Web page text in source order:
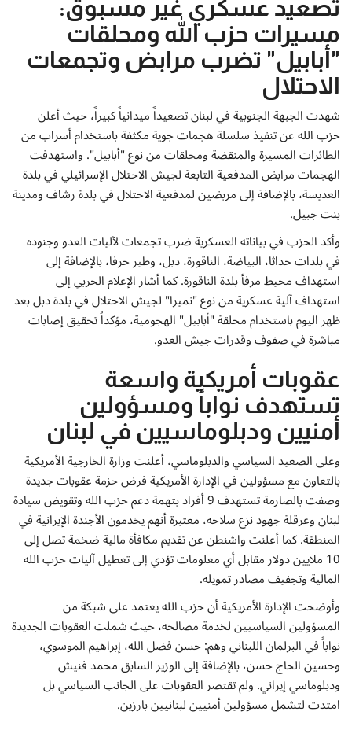
سياسة الخصوصية
البنود والشروط
رئيس التحرير
إتصل بنا
تصعيد عسكري غير مسبوق:
مسيرات حزب الله ومحلقات
"أبابيل" تضرب مرابض وتجمعات
الاحتلال
شهدت الجبهة الجنوبية في لبنان تصعيداً ميدانياً كبيراً، حيث أعلن
حزب الله عن تنفيذ سلسلة هجمات جوية مكثفة باستخدام أسراب من
الطائرات المسيرة والمنقضة ومحلقات من نوع "أبابيل". واستهدفت
الهجمات مرابض المدفعية التابعة لجيش الاحتلال الإسرائيلي في بلدة
العديسة، بالإضافة إلى مربضين لمدفعية الاحتلال في بلدة رشاف ومدينة
بنت جبيل.
وأكد الحزب في بياناته العسكرية ضرب تجمعات لآليات العدو وجنوده
في بلدات حداثا، البياضة، الناقورة، دبل، وطير حرفا، بالإضافة إلى
استهداف محيط مرفأ بلدة الناقورة. كما أشار الإعلام الحربي إلى
استهداف آلية عسكرية من نوع "نميرا" لجيش الاحتلال في بلدة دبل بعد
ظهر اليوم باستخدام محلقة "أبابيل" الهجومية، مؤكداً تحقيق إصابات
مباشرة في صفوف وقدرات جيش العدو.
عقوبات أمريكية واسعة
تستهدف نواباً ومسؤولين
أمنيين ودبلوماسيين في لبنان
وعلى الصعيد السياسي والدبلوماسي، أعلنت وزارة الخارجية الأمريكية
بالتعاون مع مسؤولين في الإدارة الأمريكية فرض حزمة عقوبات جديدة
وصفت بالصارمة تستهدف 9 أفراد بتهمة دعم حزب الله وتقويض سيادة
لبنان وعرقلة جهود نزع سلاحه، معتبرة أنهم يخدمون الأجندة الإيرانية في
المنطقة. كما أعلنت واشنطن عن تقديم مكافأة مالية ضخمة تصل إلى
10 ملايين دولار مقابل أي معلومات تؤدي إلى تعطيل آليات حزب الله
المالية وتجفيف مصادر تمويله.
وأوضحت الإدارة الأمريكية أن حزب الله يعتمد على شبكة من
المسؤولين السياسيين لخدمة مصالحه، حيث شملت العقوبات الجديدة
نواباً في البرلمان اللبناني وهم: حسن فضل الله، إبراهيم الموسوي،
وحسين الحاج حسن، بالإضافة إلى الوزير السابق محمد فنيش
ودبلوماسي إيراني. ولم تقتصر العقوبات على الجانب السياسي بل
امتدت لتشمل مسؤولين أمنيين لبنانيين بارزين.